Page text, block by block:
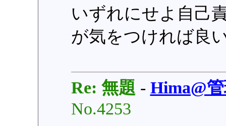
いずれにせよ自己
が気をつければ良
Re: 無題 - Hima@
No.4253